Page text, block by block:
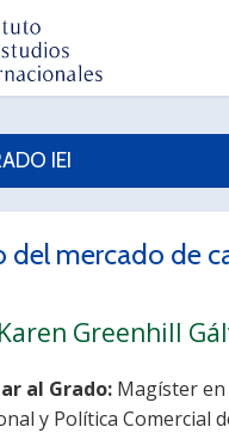
POSTGRADO
INVESTIGACIÓN
PUBLICACIONES
IEI
del mercado de
Greenhill
al Grado: Magíster
y Política Comercial